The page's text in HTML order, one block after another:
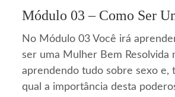
Módulo 03 – Como Ser
No Módulo 03 Você irá
ser uma Mulher Bem Resolvida
aprendendo tudo sobre sexo e,
qual a importância desta